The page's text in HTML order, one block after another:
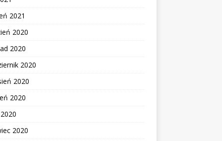
2021
2020
2020
2020
2020
2020
2020